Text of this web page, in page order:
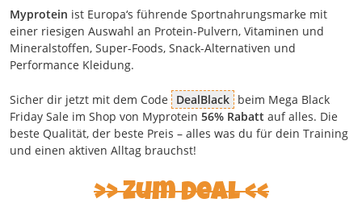
Myprotein ist Europa‘s führende Sportnahrungsmarke mit
einer riesigen Auswahl an Protein-Pulvern, Vitaminen und
Mineralstoffen, Super-Foods, Snack-Alternativen und
Performance Kleidung.
Sicher dir jetzt mit dem Code DealBlack beim Mega Black
Friday Sale im Shop von Myprotein 56% Rabatt auf alles. Die
beste Qualität, der beste Preis – alles was du für dein Training
und einen aktiven Alltag brauchst!
Zum Deal